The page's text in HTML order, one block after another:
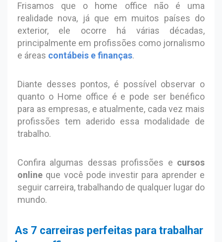
Frisamos que o home office não é uma
realidade nova, já que em muitos países do
exterior, ele ocorre há várias décadas,
principalmente em profissões como jornalismo
e áreas contábeis e finanças.
Diante desses pontos, é possível observar o
quanto o Home office é e pode ser benéfico
para as empresas, e atualmente, cada vez mais
profissões tem aderido essa modalidade de
trabalho.
Confira algumas dessas profissões e cursos
online que você pode investir para aprender e
seguir carreira, trabalhando de qualquer lugar do
mundo.
As 7 carreiras perfeitas para trabalhar